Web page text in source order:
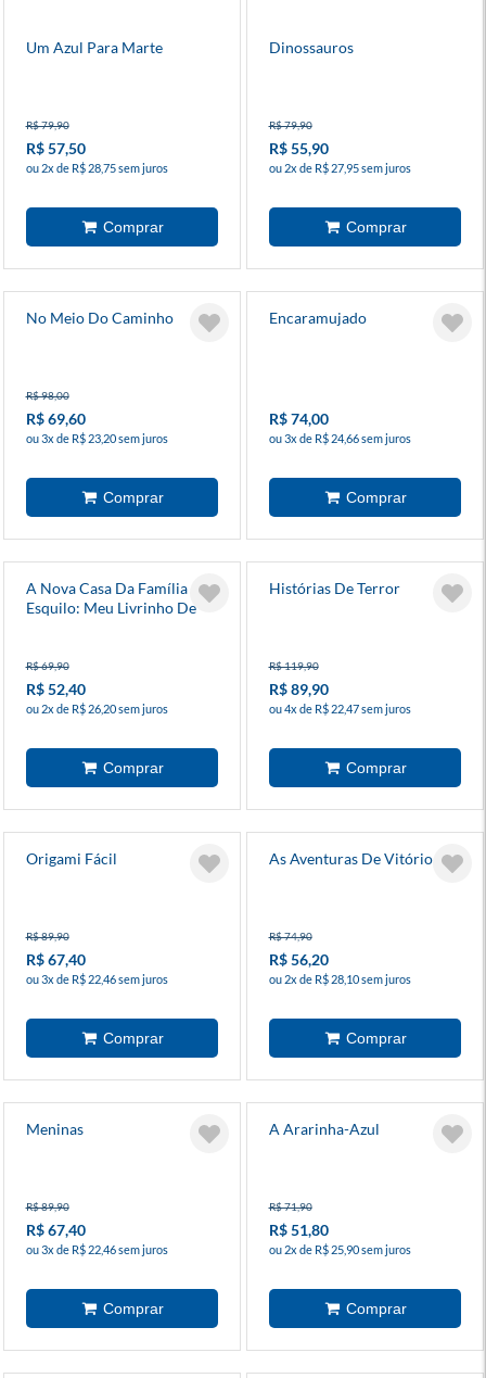
Um Azul Para Marte
R$ 79,90
R$ 57,50
ou 2x de R$ 28,75 sem juros
Dinossauros
R$ 79,90
R$ 55,90
ou 2x de R$ 27,95 sem juros
No Meio Do Caminho
R$ 98,00
R$ 69,60
ou 3x de R$ 23,20 sem juros
Encaramujado
R$ 74,00
ou 3x de R$ 24,66 sem juros
A Nova Casa Da Família
Esquilo: Meu Livrinho De
R$ 69,90
R$ 52,40
ou 2x de R$ 26,20 sem juros
Histórias De Terror
R$ 119,90
R$ 89,90
ou 4x de R$ 22,47 sem juros
Origami Fácil
R$ 89,90
R$ 67,40
ou 3x de R$ 22,46 sem juros
As Aventuras De Vitório
R$ 74,90
R$ 56,20
ou 2x de R$ 28,10 sem juros
Meninas
R$ 89,90
R$ 67,40
ou 3x de R$ 22,46 sem juros
A Ararinha-Azul
R$ 71,90
R$ 51,80
ou 2x de R$ 25,90 sem juros